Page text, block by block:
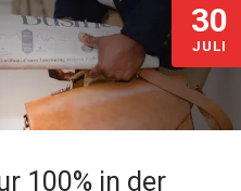
30
JULI
100% in der